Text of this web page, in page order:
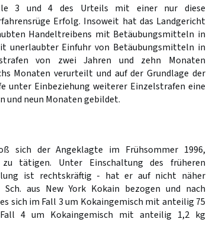
3 und 4 des Urteils mit einer nur diese
Erfolg. Insoweit hat das Landgericht
Handeltreibens mit Betäubungsmitteln in
unerlaubter Einfuhr von Betäubungsmitteln in
von zwei Jahren und zehn Monaten
Monaten verurteilt und auf der Grundlage der
unter Einbeziehung weiterer Einzelstrafen eine
und neun Monaten gebildet.
sich der Angeklagte im Frühsommer 1996,
zu tätigen. Unter Einschaltung des früheren
ist rechtskräftig - hat er auf nicht näher
aus New York Kokain bezogen und nach
sich im Fall 3 um Kokaingemisch mit anteilig 75
4 um Kokaingemisch mit anteilig 1,2 kg